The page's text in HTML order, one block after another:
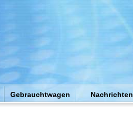
Gebrauchtwagen Nachrichten